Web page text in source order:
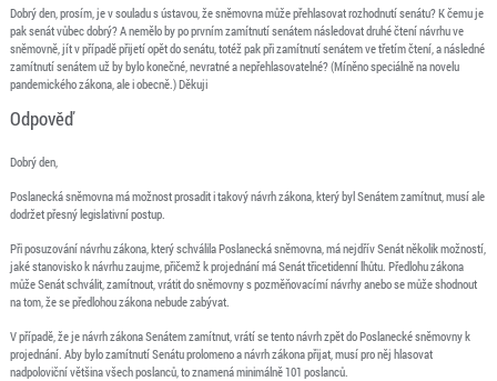
Dobrý den, prosím, je v souladu s ústavou, že sněmovna může přehlasovat rozhodnutí senátu? K čemu je
pak senát vůbec dobrý? A nemělo by po prvním zamítnutí senátem následovat druhé čtení návrhu ve
sněmovně, jít v případě přijetí opět do senátu, totéž pak při zamítnutí senátem ve třetím čtení, a následné
zamítnutí senátem už by bylo konečné, nevratné a nepřehlasovatelné? (Míněno speciálně na novelu
pandemického zákona, ale i obecně.) Děkuji
Odpověď
Dobrý den,
Poslanecká sněmovna má možnost prosadit i takový návrh zákona, který byl Senátem zamítnut, musí ale
dodržet přesný legislativní postup.
Při posuzování návrhu zákona, který schválila Poslanecká sněmovna, má nejdřív Senát několik možností,
jaké stanovisko k návrhu zaujme, přičemž k projednání má Senát třicetidenní lhůtu. Předlohu zákona
může Senát schválit, zamítnout, vrátit do sněmovny s pozměňovacímí návrhy anebo se může shodnout
na tom, že se předlohou zákona nebude zabývat.
V případě, že je návrh zákona Senátem zamítnut, vrátí se tento návrh zpět do Poslanecké sněmovny k
projednání. Aby bylo zamítnutí Senátu prolomeno a návrh zákona přijat, musí pro něj hlasovat
nadpoloviční většina všech poslanců, to znamená minimálně 101 poslanců.